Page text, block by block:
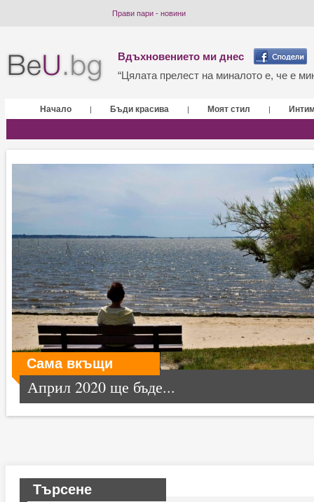
Прави пари - новини
Вдъхновението ми днес
“Цялата прелест на миналото е, че е
Начало | Бъди красива | Моят стил |
Сама вкъщи
Април 2020 ще бъде...
Търсене